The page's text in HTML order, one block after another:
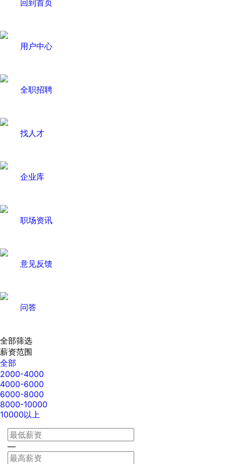
回到首页
用户中心
全职招聘
找人才
企业库
职场资讯
意见反馈
问答
全部筛选
薪资范围
全部
2000-4000
4000-6000
6000-8000
8000-10000
10000以上
—